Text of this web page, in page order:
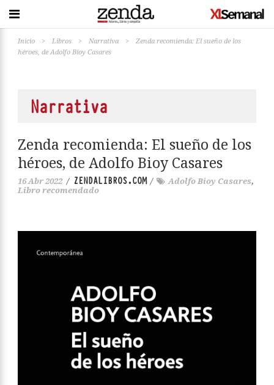
Inicio > Libros > Narrativa >
Zenda recomienda: El sueño de los
héroes, de Adolfo Bioy Casares
Narrativa
Zenda recomienda: El sueño de los
héroes, de Adolfo Bioy Casares
16 Abr 2022 / ZENDALIBROS.COM/ Adolfo Bioy Casares,
Libro recomendado